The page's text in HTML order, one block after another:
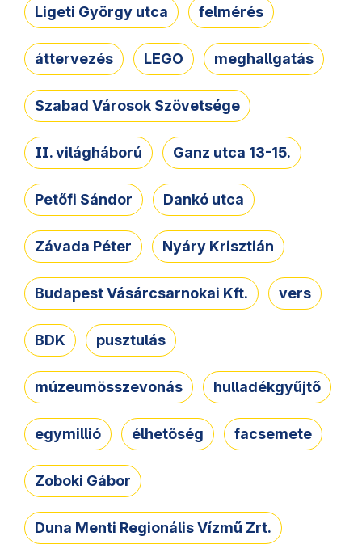
Ligeti György utca felmérés
áttervezés LEGO meghallgatás
Szabad Városok Szövetsége
II. világháború Ganz utca 13-15.
Petőfi Sándor Dankó utca
Závada Péter Nyáry Krisztián
Budapest Vásárcsarnokai Kft. vers
BDK pusztulás
múzeumösszevonás hulladékgyűjtő
egymillió élhetőség facsemete
Zoboki Gábor
Duna Menti Regionális Vízmű Zrt.